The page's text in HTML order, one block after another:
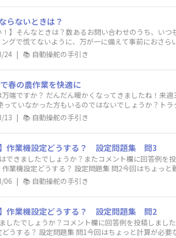
らないときは？
】そんなときは？数あるお問い合わせのうち、い
グで慌てないように、万が一に備えて事前におさら
24 | 📚 自動操舵の手引き
春の農作業を快適に
端ですか？ だんだん暖かくなってきましたね！来
っていなかった方もいるのではないでしょうか？ト
13 | 📚 自動操舵の手引き
】作業機設定どうする？ 設定問題集 問3
きましたでしょうか？またコメント欄に回答例を
業機設定どうする？ 設定問題集 問2今回はちょっ
06 | 📚 自動操舵の手引き
】作業機設定どうする？ 設定問題集 問2
たでしょうか？コメント欄に回答例を投稿しまし
うする？ 設定問題集 問1今回はちょっと計算が必要